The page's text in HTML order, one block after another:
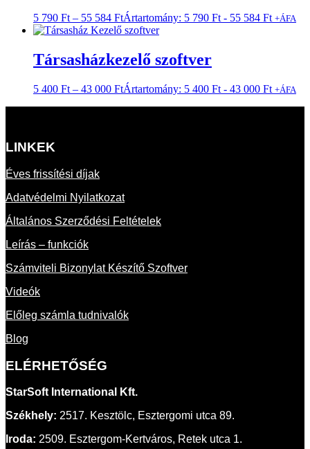
5 790 Ft – 55 584 FtÁrtartomány: 5 790 Ft - 55 584 Ft +ÁFA
Társasházkezelő szoftver
5 400 Ft – 43 000 FtÁrtartomány: 5 400 Ft - 43 000 Ft +ÁFA
LINKEK
Éves frissítési díjak
Adatvédelmi Nyilatkozat
Általános Szerződési Feltételek
Leírás – funkciók
Számviteli Bizonylat Készítő Szoftver
Videók
Előleg számla tudnivalók
Blog
ELÉRHETŐSÉG
StarSoft International Kft.
Székhely: 2517. Kesztölc, Esztergomi utca 89.
Iroda: 2509. Esztergom-Kertváros, Retek utca 1.